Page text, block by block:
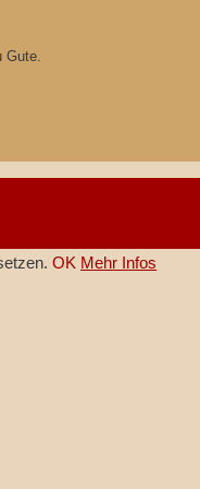
OK Mehr Infos